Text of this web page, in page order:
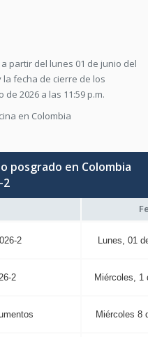
partir del lunes 01 de junio del
la fecha de cierre de los
2026 a las 11:59 p.m.
en Colombia
posgrado en Colombia
2
2 Lunes, 01
2 Miércoles, 1
Miércoles 8